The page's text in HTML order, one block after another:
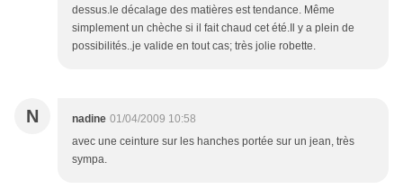
dessus.le décalage des matières est tendance. Même
simplement un chèche si il fait chaud cet été.Il y a plein de
possibilités..je valide en tout cas; très jolie robette.
N nadine 01/04/2009 10:58
avec une ceinture sur les hanches portée sur un jean, très
sympa.